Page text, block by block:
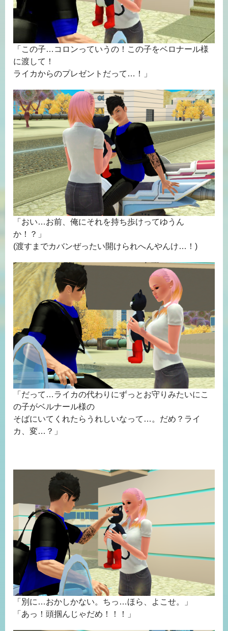
「この子…コロンっていうの！この子をベロナール様
に渡して！
ライカからのプレゼントだって…！」
「おい…お前、俺にそれを持ち歩けってゆうん
か！？」
(渡すまでカバンぜったい開けられへんやんけ…！)
「だって…ライカの代わりにずっとお守りみたいにこ
の子がベルナール様の
そばにいてくれたらうれしいなって…。だめ？ライ
カ、変…？」
「別に…おかしかない。ちっ…ほら、よこせ。」
「あっ！頭掴んじゃだめ！！！」